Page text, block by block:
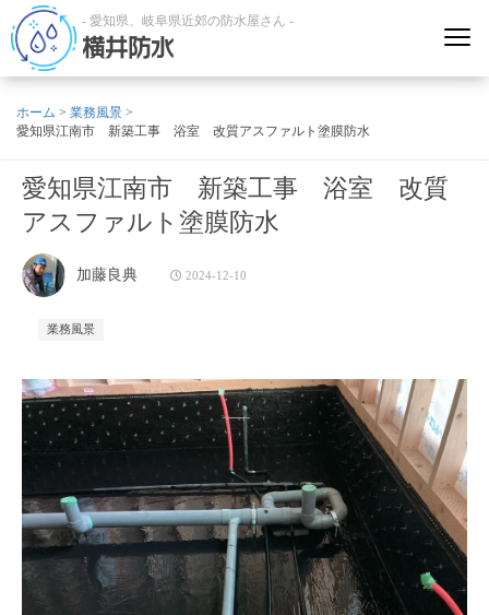
- 愛知県、岐阜県近郊の防水屋さん -
横井防水
ホーム > 業務風景 >
愛知県江南市 新築工事 浴室 改質アスファルト塗膜防水
愛知県江南市 新築工事 浴室 改質
アスファルト塗膜防水
加藤良典 2024-12-10
業務風景